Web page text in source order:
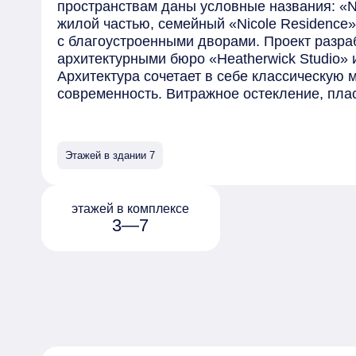
пространствам даны условные названия:
жилой частью, семейный «Nicole
с благоустроенными дворами. Проект
архитектурными бюро «Heatherwick Studio»
Архитектура сочетает в себе классическую
современность. Витражное остекление,
комплексе разместятся роскошные
квартиры с патио и отдельным входом и
открываются панорамные виды на Кремль.
предлагаются с предчистовой отделкой
Этажей в здании 7
3—7
этажей в комплексе